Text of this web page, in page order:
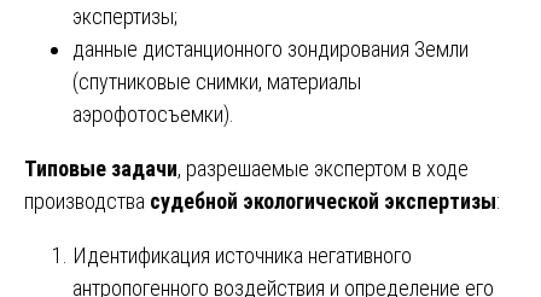
экспертизы;
данные дистанционного зондирования Земли
(спутниковые снимки, материалы
аэрофотосъемки).
Типовые задачи, разрешаемые экспертом в ходе
производства судебной экологической экспертизы:
Идентификация источника негативного
антропогенного воздействия и определение его